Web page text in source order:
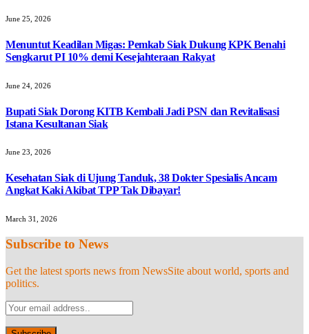
June 25, 2026
Menuntut Keadilan Migas: Pemkab Siak Dukung KPK Benahi
Sengkarut PI 10% demi Kesejahteraan Rakyat
June 24, 2026
Bupati Siak Dorong KITB Kembali Jadi PSN dan Revitalisasi
Istana Kesultanan Siak
June 23, 2026
Kesehatan Siak di Ujung Tanduk, 38 Dokter Spesialis Ancam
Angkat Kaki Akibat TPP Tak Dibayar!
March 31, 2026
Subscribe to News
Get the latest sports news from NewsSite about world, sports and
politics.